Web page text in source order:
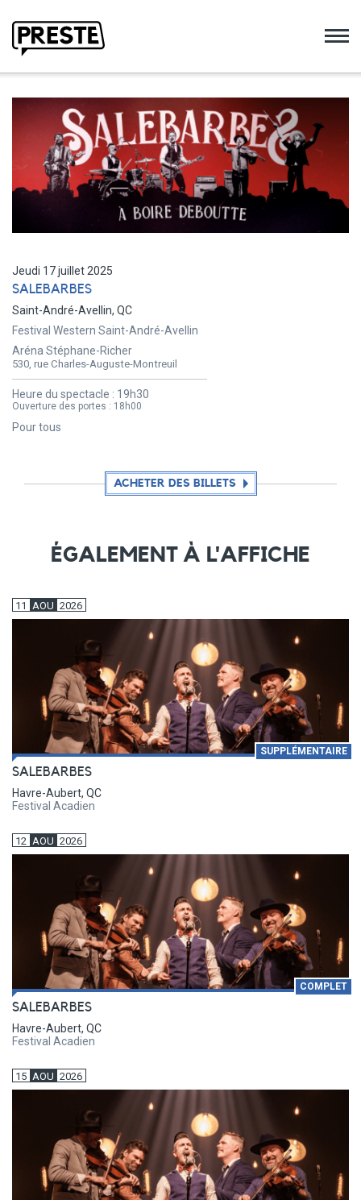
Jeudi 17 juillet 2025
SALEBARBES
Saint-André-Avellin, QC
Festival Western Saint-André-Avellin
Aréna Stéphane-Richer
530, rue Charles-Auguste-Montreuil
Heure du spectacle : 19h30
Ouverture des portes : 18h00
Pour tous
ACHETER DES BILLETS
ÉGALEMENT À L'AFFICHE
11 AOU 2026
SUPPLÉMENTAIRE
SALEBARBES
Havre-Aubert, QC
Festival Acadien
12 AOU 2026
COMPLET
SALEBARBES
Havre-Aubert, QC
Festival Acadien
15 AOU 2026